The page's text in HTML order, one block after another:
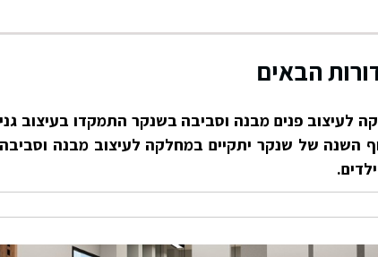
הבאים
לעיצוב פנים מבנה וסביבה בשנקר התמקדו בעיצוב גני
השנה של שנקר יתקיים במחלקה לעיצוב מבנה וסביבה